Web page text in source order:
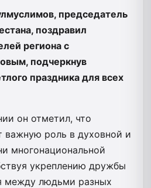
председатель
поздравил
региона с
подчеркнув
праздника для всех
он отметил, что
важную роль в духовной и
многонациональной
укреплению дружбы
между людьми разных